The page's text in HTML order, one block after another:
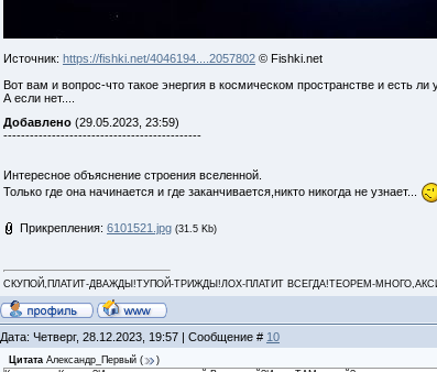
Источник: https://fishki.net/4046194....2057802© Fishki.net
Вот вам и вопрос-что такое энергия в космическом пространстве и есть ли
А если нет....
Добавлено(29.05.2023, 23:59)
---------------------------------------------
Интересное объяснение строения вселенной.
Только где она начинается и где заканчивается,никто никогда не узнает...
Прикрепления: 6101521.jpg (31.5 Kb)
СКУПОЙ,ПЛАТИТ-ДВАЖДЫ!ТУПОЙ-ТРИЖДЫ!ЛОХ-ПЛАТИТ ВСЕГДА!ТЕОРЕМ-
Дата: Четверг, 28.12.2023, 19:57 | Сообщение # 10
Цитата Александр_Первый(
)